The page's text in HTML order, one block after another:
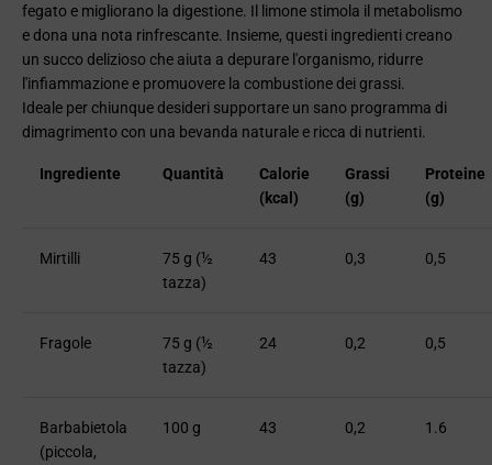
fegato e migliorano la digestione. Il limone stimola il metabolismo
e dona una nota rinfrescante. Insieme, questi ingredienti creano
un succo delizioso che aiuta a depurare l'organismo, ridurre
l'infiammazione e promuovere la combustione dei grassi.
Ideale per chiunque desideri supportare un sano programma di
dimagrimento con una bevanda naturale e ricca di nutrienti.
Ingrediente Quantità
Calorie
(kcal)
Grassi
(g)
Proteine
​​(g)
Mirtilli
75 g (½
tazza)
43 0,3 0,5
Fragole
75 g (½
tazza)
24 0,2 0,5
Barbabietola
(piccola,
100 g 43 0,2 1.6